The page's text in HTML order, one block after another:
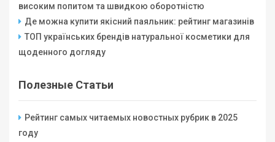
високим попитом та швидкою оборотністю
Де можна купити якісний паяльник: рейтинг магазинів
ТОП українських брендів натуральної косметики для
щоденного догляду
Полезные Статьи
Рейтинг самых читаемых новостных рубрик в 2025
году